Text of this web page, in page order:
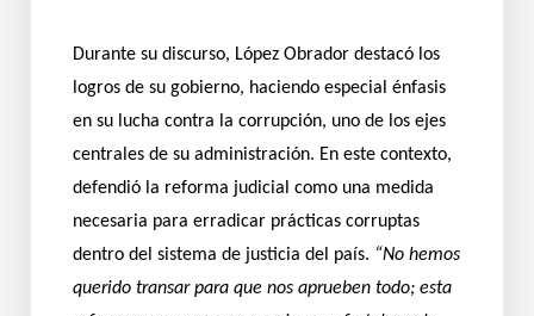
Durante su discurso, López Obrador destacó los
logros de su gobierno, haciendo especial énfasis
en su lucha contra la corrupción, uno de los ejes
centrales de su administración. En este contexto,
defendió la reforma judicial como una medida
necesaria para erradicar prácticas corruptas
dentro del sistema de justicia del país. “No hemos
querido transar para que nos aprueben todo; esta